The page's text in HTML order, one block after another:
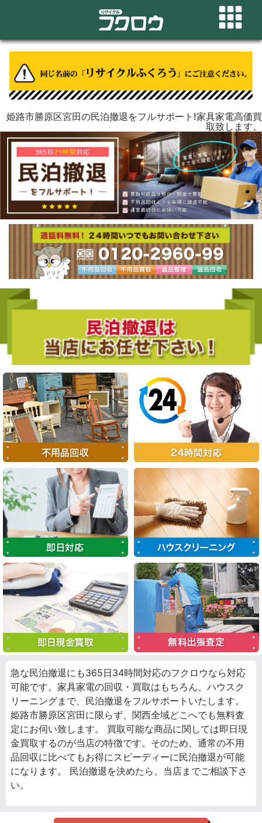
姫路市勝原区宮田の民泊撤退をフルサポート!家具家電高価買
取致します。
急な民泊撤退にも365日34時間対応のフクロウなら対応
可能です。家具家電の回収・買取はもちろん、ハウスク
リーニングまで、民泊撤退をフルサポートいたします。
姫路市勝原区宮田に限らず、関西全域どこへでも無料査
定にお伺い致します。 買取可能な商品に関しては即日現
金買取するのが当店の特徴です。そのため、通常の不用
品回収に比べてもお得にスピーディーに民泊撤退が可能
になります。 民泊撤退を決めたら、当店までご相談下さ
い。